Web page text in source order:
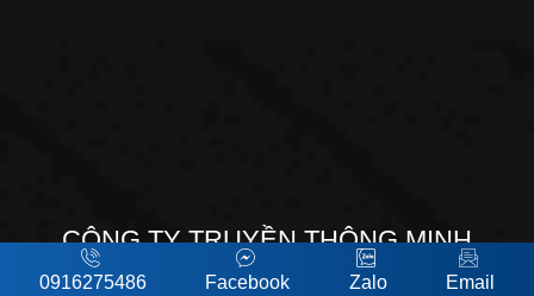
CÔNG TY TRUYỀN THÔNG MINH
DƯƠNG MEDIA
0916275486 Facebook Zalo Email